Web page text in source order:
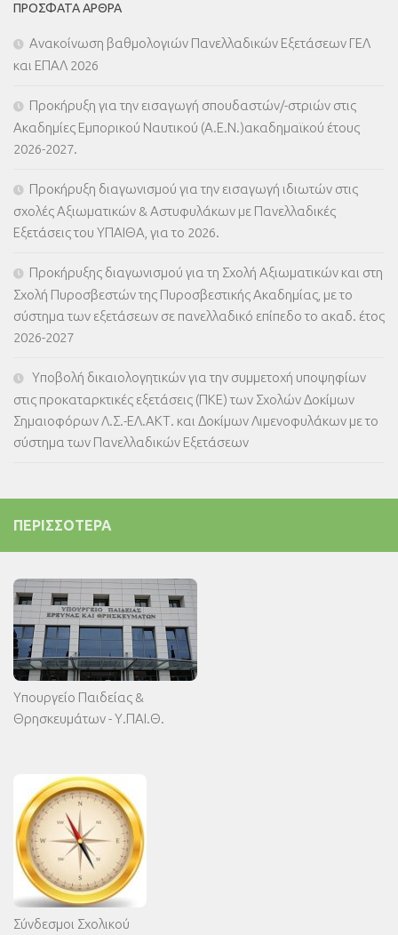
ΠΡΌΣΦΑΤΑ ΆΡΘΡΑ
Ανακοίνωση βαθμολογιών Πανελλαδικών Εξετάσεων ΓΕΛ
και ΕΠΑΛ 2026
Προκήρυξη για την εισαγωγή σπουδαστών/-στριών στις
Ακαδημίες Εμπορικού Ναυτικού (Α.Ε.Ν.)ακαδημαϊκού έτους
2026-2027.
Προκήρυξη διαγωνισμού για την εισαγωγή ιδιωτών στις
σχολές Αξιωματικών & Αστυφυλάκων με Πανελλαδικές
Εξετάσεις του ΥΠΑΙΘΑ, για το 2026.
Προκήρυξης διαγωνισμού για τη Σχολή Αξιωματικών και στη
Σχολή Πυροσβεστών της Πυροσβεστικής Ακαδημίας, με το
σύστημα των εξετάσεων σε πανελλαδικό επίπεδο το ακαδ. έτος
2026-2027
Υποβολή δικαιολογητικών για την συμμετοχή υποψηφίων
στις προκαταρκτικές εξετάσεις (ΠΚΕ) των Σχολών Δοκίμων
Σημαιοφόρων Λ.Σ.-ΕΛ.ΑΚΤ. και Δοκίμων Λιμενοφυλάκων με το
σύστημα των Πανελλαδικών Εξετάσεων
ΠΕΡΙΣΣΌΤΕΡΑ
Υπουργείο Παιδείας &
Θρησκευμάτων - Υ.ΠΑΙ.Θ.
Σύνδεσμοι Σχολικού